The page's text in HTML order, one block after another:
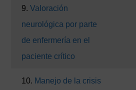
9.Valoración
neurológica por parte
de enfermería en el
paciente crítico
10. Manejo de la crisis